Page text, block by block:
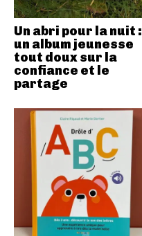
Un abri pour la nuit :
un album jeunesse
tout doux sur la
confiance et le
partage